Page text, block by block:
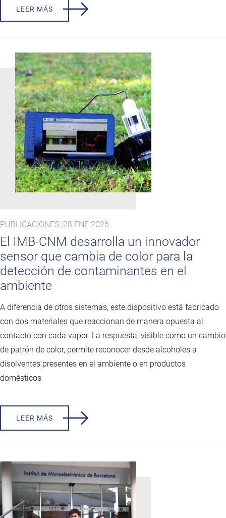
LEER MÁS
PUBLICACIONES |28 ENE 2026
El IMB-CNM desarrolla un innovador
sensor que cambia de color para la
detección de contaminantes en el
ambiente
A diferencia de otros sistemas, este dispositivo está fabricado
con dos materiales que reaccionan de manera opuesta al
contacto con cada vapor. La respuesta, visible como un cambio
de patrón de color, permite reconocer desde alcoholes a
disolventes presentes en el ambiente o en productos
domésticos
LEER MÁS